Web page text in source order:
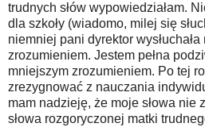
trudnych słów wypowiedziałam.
dla szkoły (wiadomo, milej się
niemniej pani dyrektor
zrozumieniem. Jestem pełna
mniejszym zrozumieniem. Po tej
zrezygnować z nauczania
mam nadzieję, że moje słowa nie
słowa rozgoryczonej matki